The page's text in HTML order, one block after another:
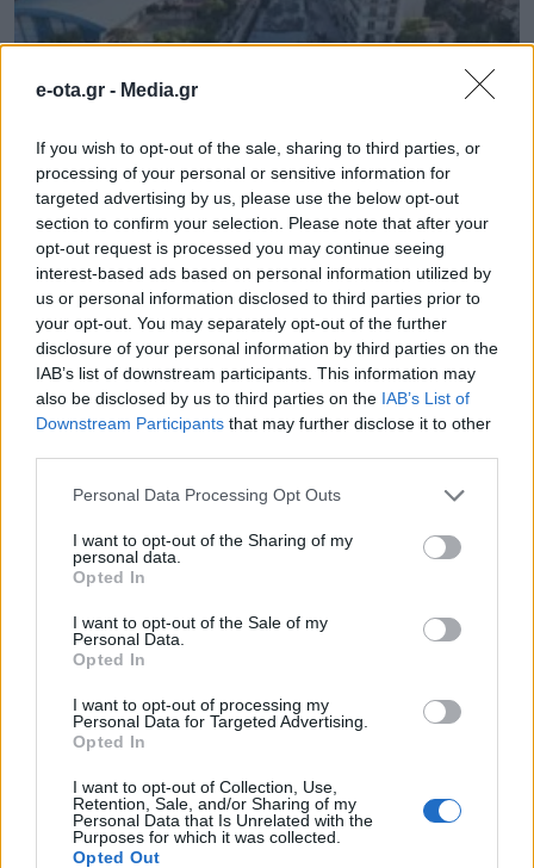
e-ota.gr - Media.gr
If you wish to opt-out of the sale, sharing to third parties, or
processing of your personal or sensitive information for
targeted advertising by us, please use the below opt-out
section to confirm your selection. Please note that after your
opt-out request is processed you may continue seeing
interest-based ads based on personal information utilized by
us or personal information disclosed to third parties prior to
your opt-out. You may separately opt-out of the further
disclosure of your personal information by third parties on the
IAB’s list of downstream participants. This information may
also be disclosed by us to third parties on the IAB’s List of
Downstream Participants that may further disclose it to other
Personal Data Processing Opt Outs
I want to opt-out of the Sharing of my
personal data.
Opted In
I want to opt-out of the Sale of my
Personal Data.
Opted In
I want to opt-out of processing my
Personal Data for Targeted Advertising.
Opted In
I want to opt-out of Collection, Use,
Retention, Sale, and/or Sharing of my
Personal Data that Is Unrelated with the
Purposes for which it was collected.
Opted Out
Παραδίδεται ξανά στην κυκλοφορία η Παλαιά
Λεωφόρος Ποσειδώνος
08.08.2026 - 09.51
Σε κόκκινο συναγερμό για φωτιές Κρήτη, Χίος,
Σάμος και Ικαρία
08.08.2026 - 09.27